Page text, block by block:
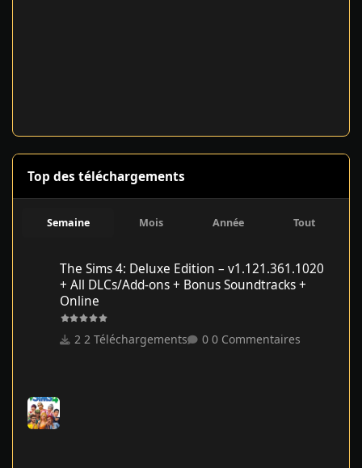
Top des téléchargements
Semaine Mois Année Tout
The Sims 4: Deluxe Edition – v1.121.361.1020
+ All DLCs/Add-ons + Bonus Soundtracks +
Online
2 Téléchargements 0 Commentaires